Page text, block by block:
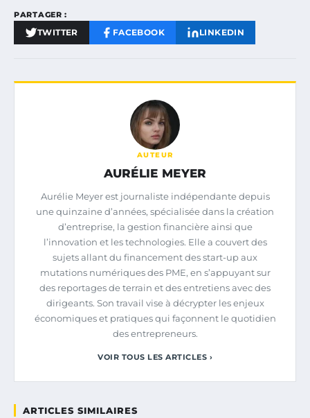
PARTAGER :
TWITTER FACEBOOK LINKEDIN
AUTEUR
AURÉLIE MEYER
Aurélie Meyer est journaliste indépendante depuis
une quinzaine d’années, spécialisée dans la création
d’entreprise, la gestion financière ainsi que
l’innovation et les technologies. Elle a couvert des
sujets allant du financement des start-up aux
mutations numériques des PME, en s’appuyant sur
des reportages de terrain et des entretiens avec des
dirigeants. Son travail vise à décrypter les enjeux
économiques et pratiques qui façonnent le quotidien
des entrepreneurs.
VOIR TOUS LES ARTICLES ›
ARTICLES SIMILAIRES